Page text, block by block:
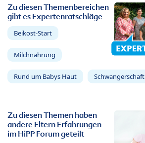
Zu diesen Themenbereichen
gibt es Expertenratschläge
Beikost-Start
Milchnahrung
Rund um Babys Haut Schwangerschaft
Zu diesen Themen haben
andere Eltern Erfahrungen
im HiPP Forum geteilt